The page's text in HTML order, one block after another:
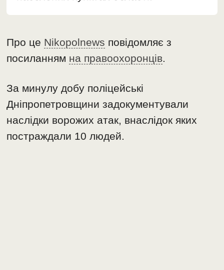
Про це Nikopolnews повідомляє з
посиланням на правоохоронців.
За минулу добу поліцейські
Дніпропетровщини задокументували
наслідки ворожих атак, внаслідок яких
постраждали 10 людей.